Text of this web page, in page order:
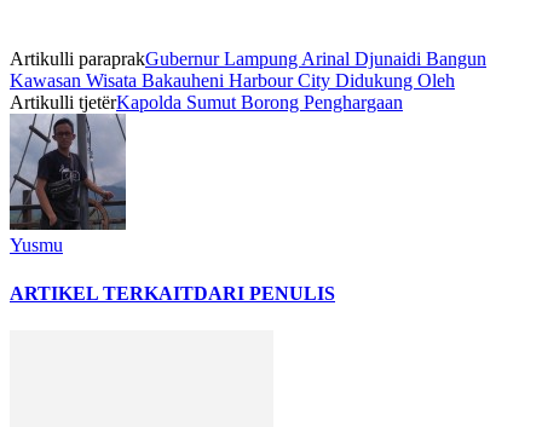
Artikulli paraprakGubernur Lampung Arinal Djunaidi Bangun
Kawasan Wisata Bakauheni Harbour City Didukung Oleh
Artikulli tjetërKapolda Sumut Borong Penghargaan
Yusmu
ARTIKEL TERKAITDARI PENULIS